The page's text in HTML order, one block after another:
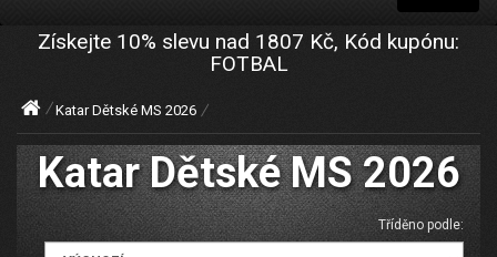
Získejte 10% slevu nad 1807 Kč, Kód kupónu:
FOTBAL
Katar Dětské MS 2026
Katar Dětské MS 2026
Tříděno podle: